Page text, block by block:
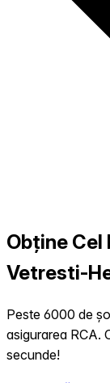
Obține Cel
Vetresti-
Peste 6000 de
asigurarea RCA.
secunde!